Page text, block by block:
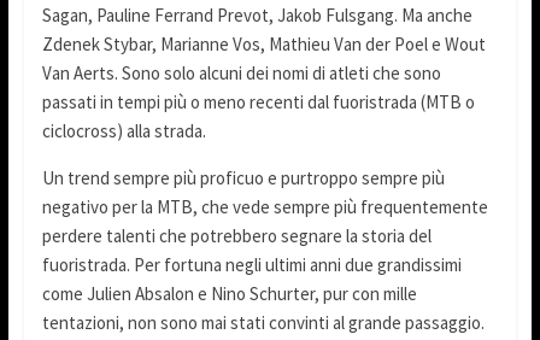
Sagan, Pauline Ferrand Prevot, Jakob Fulsgang. Ma anche
Zdenek Stybar, Marianne Vos, Mathieu Van der Poel e Wout
Van Aerts. Sono solo alcuni dei nomi di atleti che sono
passati in tempi più o meno recenti dal fuoristrada (MTB o
ciclocross) alla strada.
Un trend sempre più proficuo e purtroppo sempre più
negativo per la MTB, che vede sempre più frequentemente
perdere talenti che potrebbero segnare la storia del
fuoristrada. Per fortuna negli ultimi anni due grandissimi
come Julien Absalon e Nino Schurter, pur con mille
tentazioni, non sono mai stati convinti al grande passaggio.